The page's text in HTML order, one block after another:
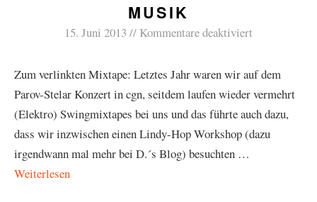
MUSIK
15. Juni 2013 Kommentare deaktiviert
Zum verlinkten Mixtape: Letztes Jahr waren wir auf dem
Parov-Stelar Konzert in cgn, seitdem laufen wieder vermehrt
(Elektro) Swingmixtapes bei uns und das führte auch dazu,
dass wir inzwischen einen Lindy-Hop Workshop (dazu
irgendwann mal mehr bei D.´s Blog) besuchten …
Weiterlesen